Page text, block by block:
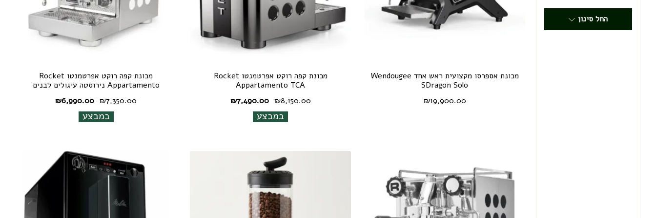
החל סינון
מכונת אספרסו מקצועית ראש אחד Wendougee
SDragon Solo
₪19,900.00
מכונת קפה רוקט אפרטמנטו Rocket
Appartamento TCA
₪8,150.00
המחיר
המקורי
היה:
₪7,490.00
במבצע
מכונת קפה רוקט אפרטמנטו Rocket
Appartamento נירוסטה עיגולים לבנים
₪7,350.00
המחיר
המקורי
היה:
₪6,990.00
במבצע